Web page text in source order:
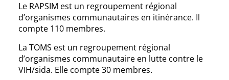
Le RAPSIM est un regroupement régional
d’organismes communautaires en itinérance. Il
compte 110 membres.
La TOMS est un regroupement régional
d’organismes communautaire en lutte contre le
VIH/sida. Elle compte 30 membres.